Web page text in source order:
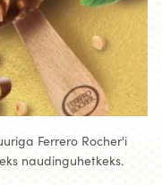
Ferrero Rocher'i
naudinguhetkeks.